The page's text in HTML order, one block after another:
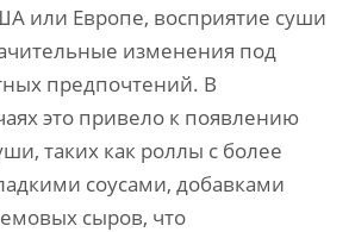
или Европе, восприятие суши
изменения под
предпочтений. В
это привело к появлению
таких как роллы с более
соусами, добавками
сыров, что